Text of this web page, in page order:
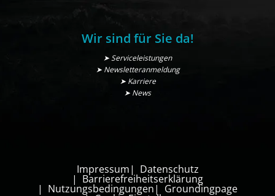
Wir sind für Sie da!
➤ Serviceleistungen
➤ Newsletteranmeldung
➤ Karriere
➤ News
Impressum Datenschutz
Barrierefreiheitserklärung
Nutzungsbedingungen Groundingpage